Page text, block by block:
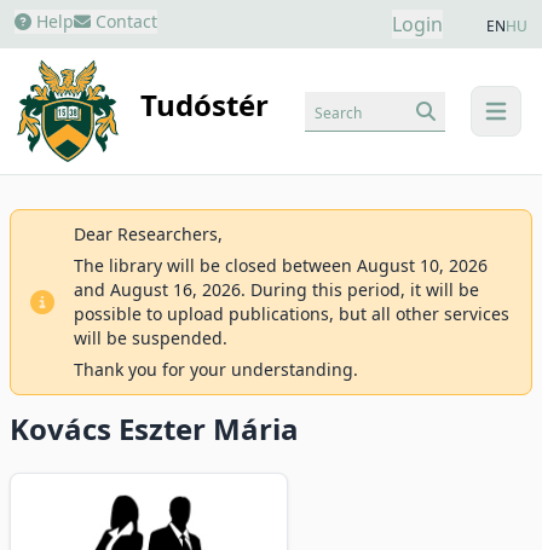
Help Contact Login ENHU
Tudóstér menu
Search
Dear Researchers,
The library will be closed between August 10, 2026
and August 16, 2026. During this period, it will be
possible to upload publications, but all other services
will be suspended.
Thank you for your understanding.
Kovács Eszter Mária